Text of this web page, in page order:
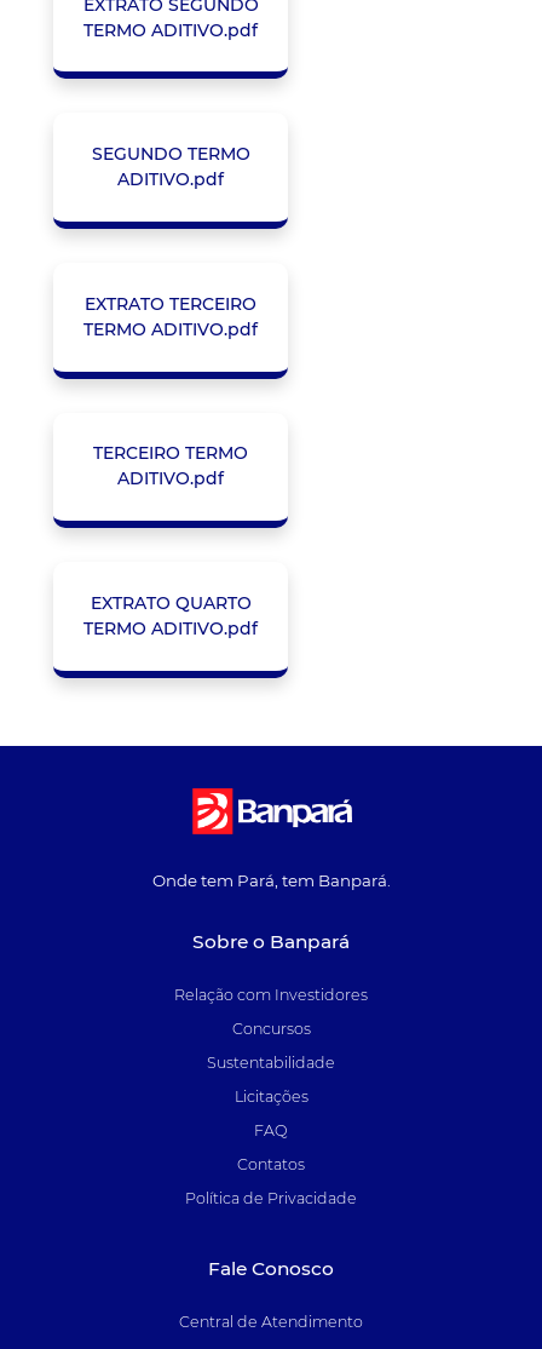
TERMO ADITIVO.pdf
SEGUNDO TERMO
ADITIVO.pdf
EXTRATO TERCEIRO
TERMO ADITIVO.pdf
TERCEIRO TERMO
ADITIVO.pdf
EXTRATO QUARTO
TERMO ADITIVO.pdf
Onde tem Pará, tem Banpará.
Sobre o Banpará
Relação com Investidores
Concursos
Sustentabilidade
Licitações
FAQ
Contatos
Política de Privacidade
Fale Conosco
Central de Atendimento